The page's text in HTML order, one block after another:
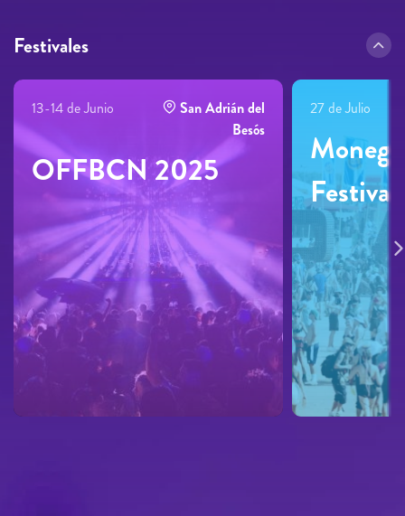
Festivales
13-14 de Junio
San Adrián del
Besós
OFFBCN 2025
27 de Julio